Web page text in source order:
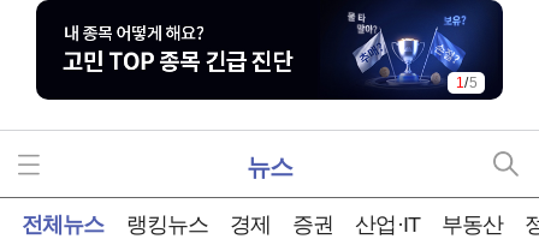
1/5
뉴스
전체뉴스 랭킹뉴스 경제 증권 산업·IT 부동산